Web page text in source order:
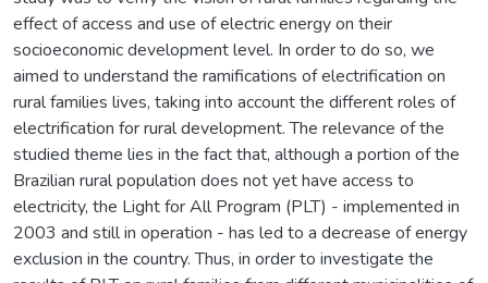
effect of access and use of electric energy on their
socioeconomic development level. In order to do so, we
aimed to understand the ramifications of electrification on
rural families lives, taking into account the different roles of
electrification for rural development. The relevance of the
studied theme lies in the fact that, although a portion of the
Brazilian rural population does not yet have access to
electricity, the Light for All Program (PLT) - implemented in
2003 and still in operation - has led to a decrease of energy
exclusion in the country. Thus, in order to investigate the